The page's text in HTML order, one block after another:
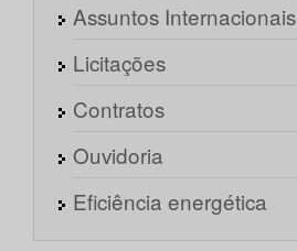
Assuntos Internacionais
Licitações
Contratos
Ouvidoria
Eficiência energética